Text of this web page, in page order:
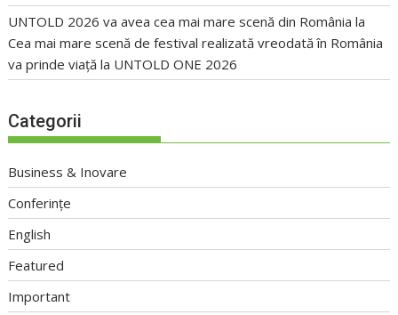
UNTOLD 2026 va avea cea mai mare scenă din România la
Cea mai mare scenă de festival realizată vreodată în România
va prinde viață la UNTOLD ONE 2026
Categorii
Business & Inovare
Conferințe
English
Featured
Important